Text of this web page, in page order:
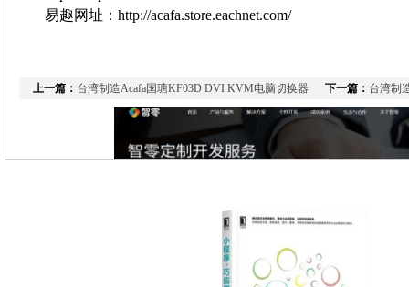
易趣网址： http://acafa.store.eachnet.com/
上一篇： 台湾制造Acafa国瑭KF03D DVI KVM电脑切换器 下一篇： 台湾制